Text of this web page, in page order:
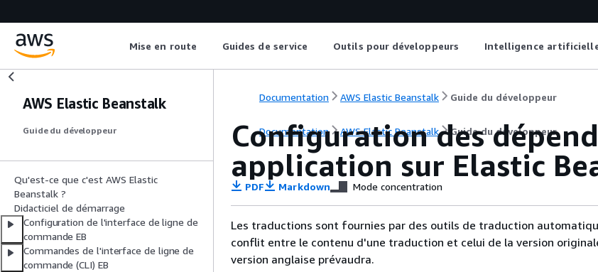
Mise en route Guides de service Outils pour développeurs Intelligence
AWS Elastic Beanstalk
Guide du développeur
Qu'est-ce que c'est AWS Elastic
Beanstalk ?
Didacticiel de démarrage
Configuration de l'interface de ligne de
commande EB
Commandes de l'interface de ligne de
commande (CLI) EB
Documentation AWS Elastic Beanstalk Guide du développeur
Documentation AWS Elastic Beanstalk Guide du développeur
Configuration des
application sur Elastic
PDF Markdown Mode concentration
Les traductions sont fournies par des outils de traduction
conflit entre le contenu d'une traduction et celui de la version
version anglaise prévaudra.